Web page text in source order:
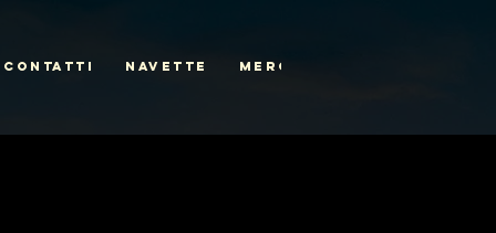
CONTATTI NAVETTE MERCH